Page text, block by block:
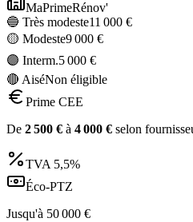
MaPrimeRénov'
🔵 Très modeste11 000 €
🟡 Modeste9 000 €
🟣 Interm.5 000 €
🔴 AiséNon éligible
Prime CEE
De 2 500 € à 4 000 € selon
TVA 5,5%
Éco-PTZ
Jusqu'à 50 000 €